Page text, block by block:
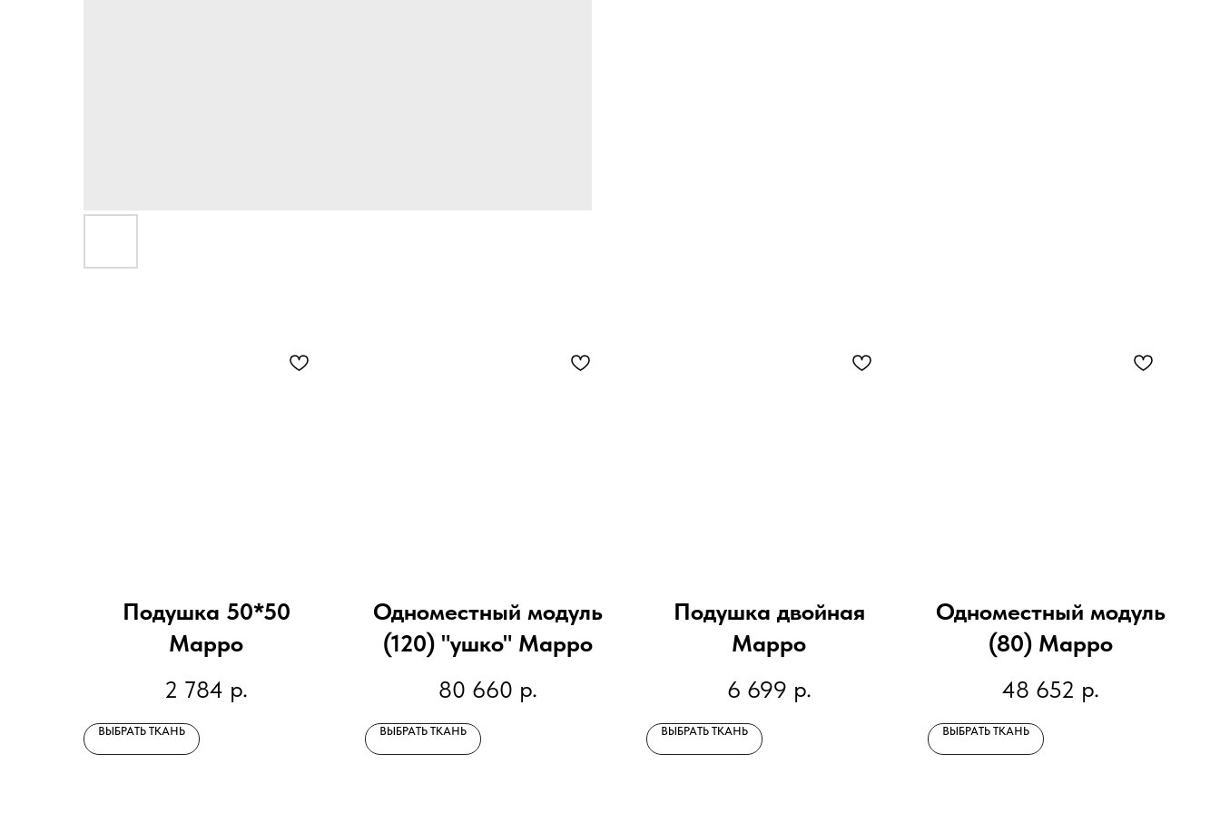
Подушка 50*50
Марро
2 784 р.
ВЫБРАТЬ ТКАНЬ
Одноместный модуль
(120) "ушко" Марро
80 660 р.
ВЫБРАТЬ ТКАНЬ
Подушка двойная
Марро
6 699 р.
ВЫБРАТЬ ТКАНЬ
Одноместный модуль
(80) Марро
48 652 р.
ВЫБРАТЬ ТКАНЬ